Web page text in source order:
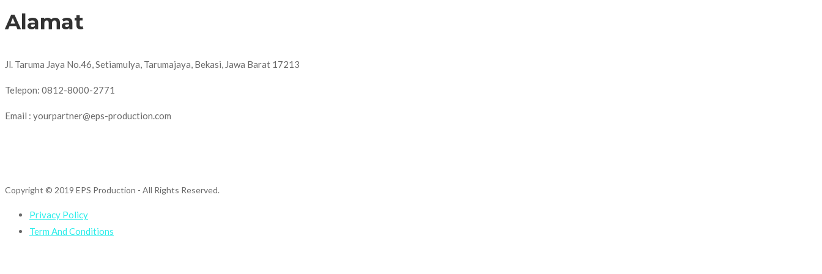
Alamat
Jl. Taruma Jaya No.46, Setiamulya, Tarumajaya, Bekasi, Jawa Barat 17213
Telepon: 0812-8000-2771
Email : yourpartner@eps-production.com
Copyright © 2019 EPS Production - All Rights Reserved.
Privacy Policy
Term And Conditions